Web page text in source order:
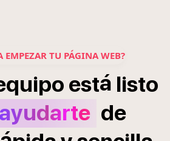
EMPEZAR TU PÁGINA WEB?
está listo
ayudarte de